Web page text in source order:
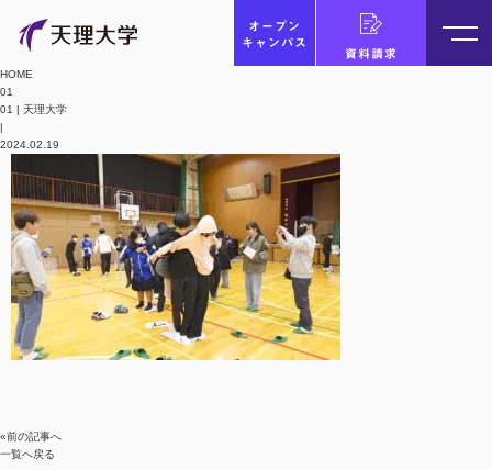
オープン
キャンパス
資料請求
HOME
01
01 | 天理大学
|
2024.02.19
«前の記事へ
一覧へ戻る